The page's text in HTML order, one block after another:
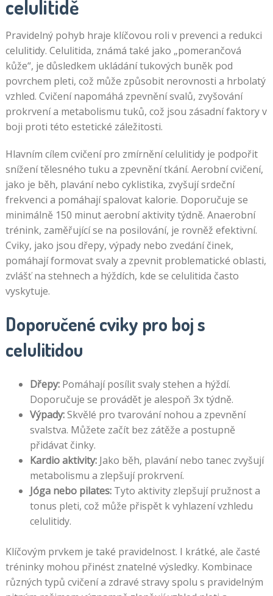
celulitidě
Pravidelný pohyb hraje klíčovou roli v prevenci a redukci
celulitidy. Celulitida, známá také jako „pomerančová
kůže“, je důsledkem ukládání tukových buněk pod
povrchem pleti, což může způsobit nerovnosti a hrbolatý
vzhled. Cvičení napomáhá zpevnění svalů, zvyšování
prokrvení a metabolismu tuků, což jsou zásadní faktory v
boji proti této estetické záležitosti.
Hlavním cílem cvičení pro zmírnění celulitidy je podpořit
snížení tělesného tuku a zpevnění tkání. Aerobní cvičení,
jako je běh, plavání nebo cyklistika, zvyšují srdeční
frekvenci a pomáhají spalovat kalorie. Doporučuje se
minimálně 150 minut aerobní aktivity týdně. Anaerobní
trénink, zaměřující se na posilování, je rovněž efektivní.
Cviky, jako jsou dřepy, výpady nebo zvedání činek,
pomáhají formovat svaly a zpevnit problematické oblasti,
zvlášť na stehnech a hýždích, kde se celulitida často
vyskytuje.
Doporučené cviky pro boj s
celulitidou
Dřepy:Pomáhají posílit svaly stehen a hýždí.
Doporučuje se provádět je alespoň 3x týdně.
Výpady:Skvělé pro tvarování nohou a zpevnění
svalstva. Můžete začít bez zátěže a postupně
přidávat činky.
Kardio aktivity:Jako běh, plavání nebo tanec zvyšují
metabolismu a zlepšují prokrvení.
Jóga nebo pilates:Tyto aktivity zlepšují pružnost a
tonus pleti, což může přispět k vyhlazení vzhledu
celulitidy.
Klíčovým prvkem je také pravidelnost. I krátké, ale časté
tréninky mohou přinést znatelné výsledky. Kombinace
různých typů cvičení a zdravé stravy spolu s pravidelným